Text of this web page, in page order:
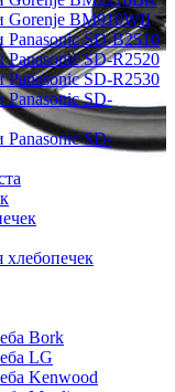
Gorenje BM910WII
Panasonic SD-B2510
Panasonic SD-R2520
Panasonic SD-R2530
Panasonic SD-
Panasonic SD-
Bork
LG
Kenwood